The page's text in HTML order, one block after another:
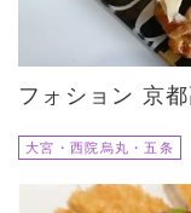
フォション 京
大宮・西院烏丸・五条